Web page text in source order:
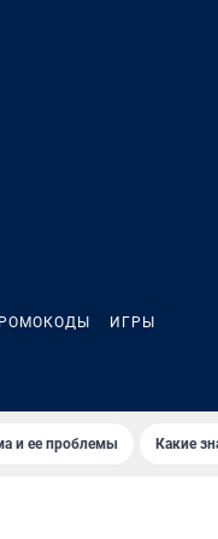
ИГРЫ
и ее проблемы Какие